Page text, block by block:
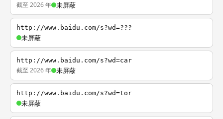
截至 2026 年 未屏蔽
http://www.baidu.com/s?wd=???
未屏蔽
http://www.baidu.com/s?wd=car
截至 2026 年 未屏蔽
http://www.baidu.com/s?wd=tor
未屏蔽